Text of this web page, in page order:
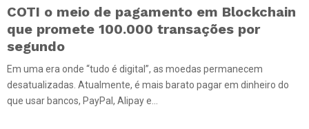
COTI o meio de pagamento em Blockchain
que promete 100.000 transações por
segundo
Em uma era onde “tudo é digital”, as moedas permanecem
desatualizadas. Atualmente, é mais barato pagar em dinheiro do
que usar bancos, PayPal, Alipay e...